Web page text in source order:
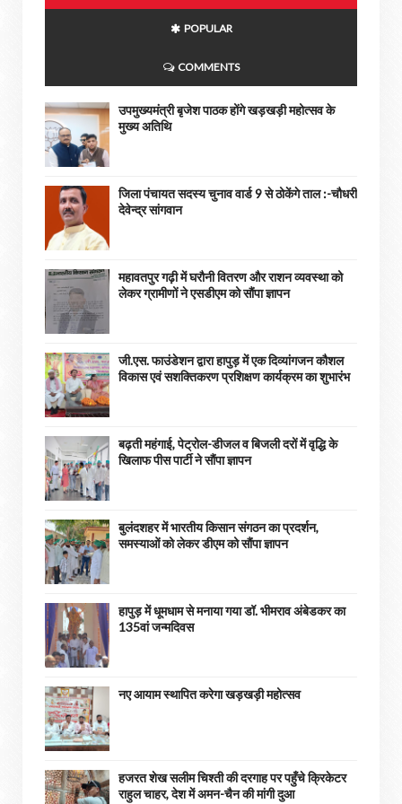
POPULAR
COMMENTS
उपमुख्यमंत्री बृजेश पाठक होंगे खड़खड़ी महोत्सव के
मुख्य अतिथि
जिला पंचायत सदस्य चुनाव वार्ड 9 से ठोकेंगे ताल :-चौधरी
देवेन्द्र सांगवान
महावतपुर गढ़ी में घरौनी वितरण और राशन व्यवस्था को
लेकर ग्रामीणों ने एसडीएम को सौंपा ज्ञापन
जी.एस. फाउंडेशन द्वारा हापुड़ में एक दिव्यांगजन कौशल
विकास एवं सशक्तिकरण प्रशिक्षण कार्यक्रम का शुभारंभ
बढ़ती महंगाई, पेट्रोल-डीजल व बिजली दरों में वृद्धि के
खिलाफ पीस पार्टी ने सौंपा ज्ञापन
बुलंदशहर में भारतीय किसान संगठन का प्रदर्शन,
समस्याओं को लेकर डीएम को सौंपा ज्ञापन
हापुड़ में धूमधाम से मनाया गया डॉ. भीमराव अंबेडकर का
135वां जन्मदिवस
नए आयाम स्थापित करेगा खड़खड़ी महोत्सव
हजरत शेख सलीम चिश्ती की दरगाह पर पहुँचे क्रिकेटर
राहुल चाहर, देश में अमन-चैन की मांगी दुआ